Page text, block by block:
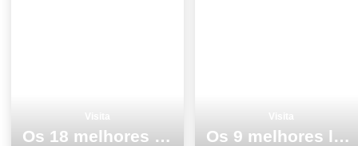
Os 18 melhores pontos turisticos para visitar em Mafra Os 9 melhores locais para visitar em Lagoa